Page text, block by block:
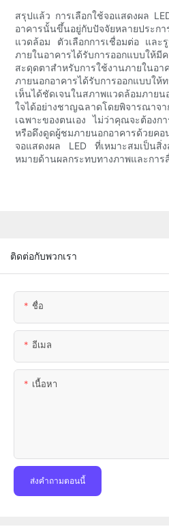
สรุปแล้ว การเลือกใช้จอแสดงผล
อาคารนั้นขึ้นอยู่กับปัจจัยหลายประก
แวดล้อม ตัวเลือกการเชื่อมต่อ และ
ภายในอาคารได้รับการออกแบบให้มี
สะดุดตาสำหรับการใช้งานภายใ
ภายนอกอาคารได้รับการออกแบบ
เห็นได้ชัดเจนในสภาพแวดล้อมภาย
ใจได้อย่างชาญฉลาดโดยพิจารณาจ
เฉพาะของตนเอง ไม่ว่าคุณจะต้องก
หรือดึงดูดผู้ชมภายนอกอาคารด้วยค
จอแสดงผล LED ที่เหมาะสมเป็นสิ่ง
หมายด้านผลกระทบทางภาพและกา
ติดต่อกับพวกเรา
ชื่อ
อีเมล
เนื้อหา
ส่งคำถามตอนนี้